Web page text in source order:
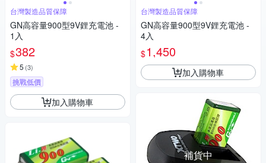
台灣製造品質保障
GN高容量900型9V鋰充電池 -
1入
$382
5 (3)
挑戰低價
加入購物車
台灣製造品質保障
GN高容量900型9V鋰充電池 -
4入
$1,450
加入購物車
補貨中